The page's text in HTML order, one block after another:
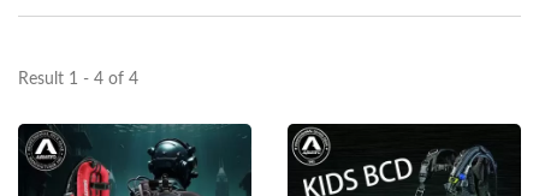
Result 1 - 4 of 4